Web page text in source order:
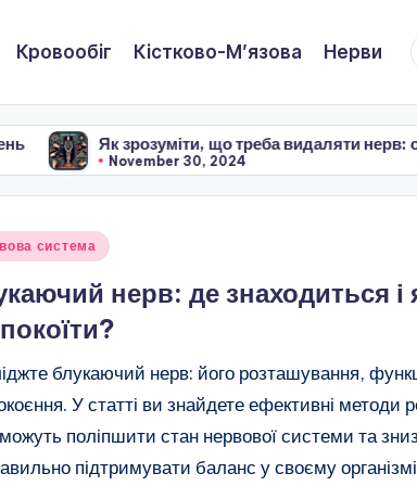
Кровообіг Кістково-М’язова Нерви
зрозуміти, що треба видаляти нерв: ознаки і
November 30, 2024
система
нерв: де знаходиться і
блукаючий нерв: його розташування,
У статті ви знайдете ефективні методи
поліпшити стан нервової системи та
підтримувати баланс у своєму